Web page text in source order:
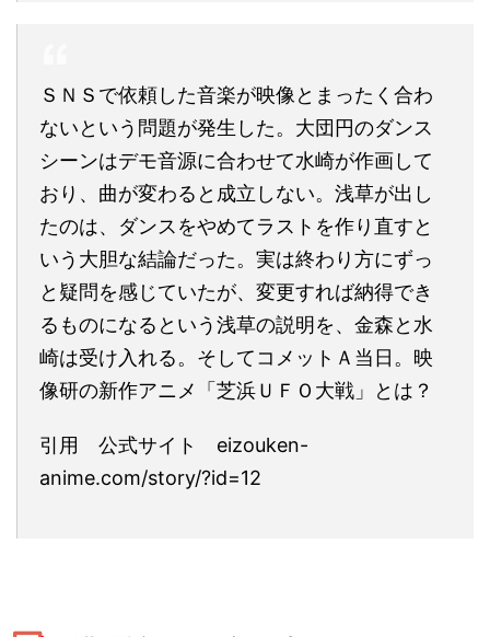
ＳＮＳで依頼した音楽が映像とまったく合わ
ないという問題が発生した。大団円のダンス
シーンはデモ音源に合わせて水崎が作画して
おり、曲が変わると成立しない。浅草が出し
たのは、ダンスをやめてラストを作り直すと
いう大胆な結論だった。実は終わり方にずっ
と疑問を感じていたが、変更すれば納得でき
るものになるという浅草の説明を、金森と水
崎は受け入れる。そしてコメットＡ当日。映
像研の新作アニメ「芝浜ＵＦＯ大戦」とは？
引用 公式サイト eizouken-
anime.com/story/?id=12